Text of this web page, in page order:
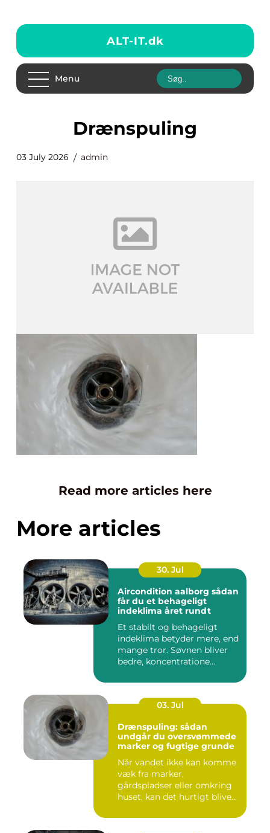
ALT-IT.dk
Menu
drænspuling
03 July 2026 admin
Read more articles here
More articles
30. Jul
Aircondition aalborg sådan
får du et behageligt
indeklima året rundt
Et stabilt og behageligt
indeklima betyder mere, end
mange tror. Søvnen bliver
bedre, koncentratione...
03. Jul
Drænspuling: sådan
undgår du oversvømmede
marker og fugtige grunde
Når vandet ikke kan komme
væk fra marker,
gårdspladser eller omkring
huset, kan det hurtigt blive